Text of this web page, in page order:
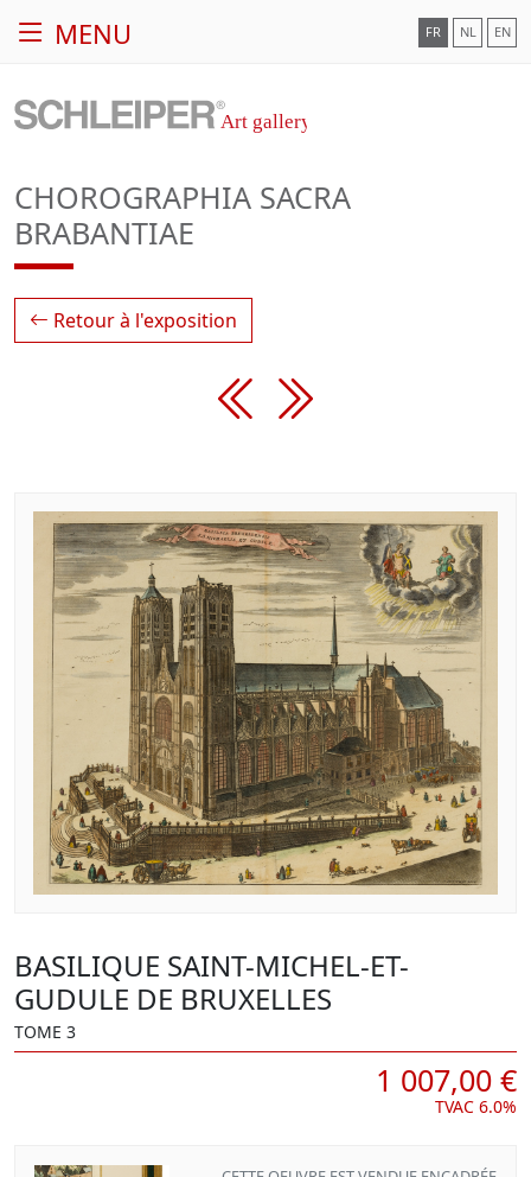
MENU FR NL EN
CHOROGRAPHIA SACRA
BRABANTIAE
Retour à l'exposition
BASILIQUE SAINT-MICHEL-ET-
GUDULE DE BRUXELLES
TOME 3
1 007,00 €
TVAC 6.0%